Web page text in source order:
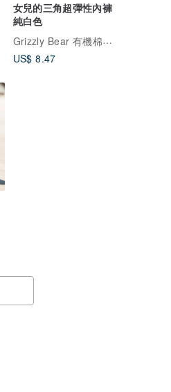
女兒的三角超彈性內褲
純白色
Grizzly Bear 有機棉內著
US$ 8.47